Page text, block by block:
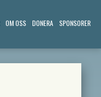
OM OSS DONERA SPONSORER